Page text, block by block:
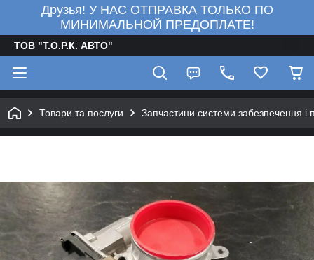
Друзья! У НАС ОТПРАВКА ТОЛЬКО ПО
МИНИМАЛЬНОЙ ПРЕДОПЛАТЕ!
ТОВ "Т.О.Р.К. АВТО"
Товари та послуги Запчастини системи забезпечення і